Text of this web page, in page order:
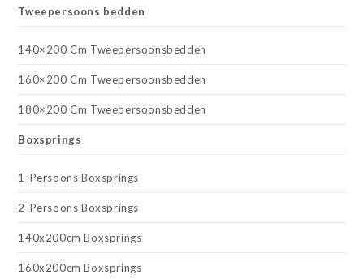
Tweepersoons bedden
140×200 Cm Tweepersoonsbedden
160×200 Cm Tweepersoonsbedden
180×200 Cm Tweepersoonsbedden
Boxsprings
1-Persoons Boxsprings
2-Persoons Boxsprings
140x200cm Boxsprings
160x200cm Boxsprings